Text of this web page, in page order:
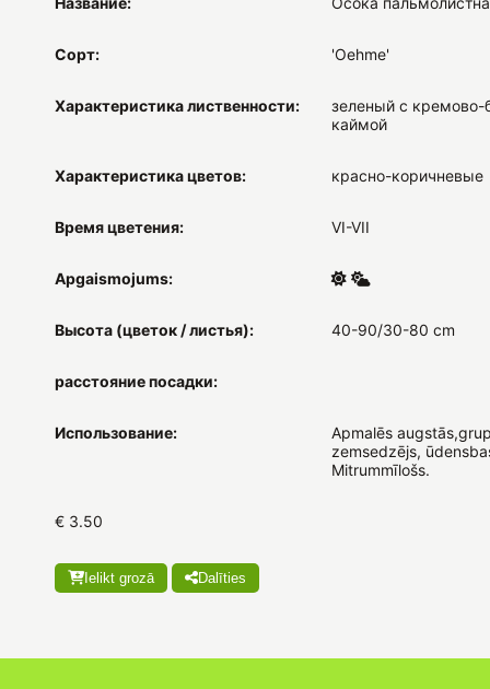
Сорт: 'Oehme'
Характеристика лиственности:
зеленый с кремово-
каймой
Характеристика цветов: красно-коричневые
Время цветения: VI-VII
Apgaismojums:
Высота (цветок / листья): 40-90/30-80 cm
расстояние посадки:
Использование:
Apmalēs
zemsedzējs,
Mitrummīlošs.
€ 3.50
Ielikt grozā Dalīties